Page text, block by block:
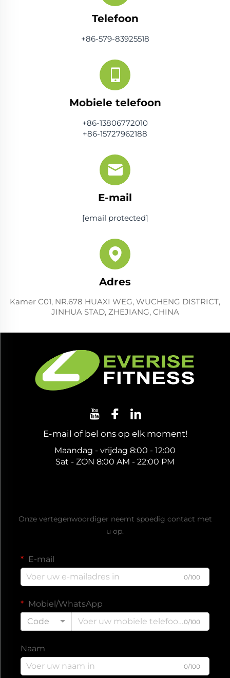
Telefoon
+86-579-83925518
Mobiele telefoon
+86-13806772010
+86-15727962188
E-mail
[email protected]
Adres
Kamer C01, NR.678 HUAXI WEG, WUCHENG DISTRICT,
JINHUA STAD, ZHEJIANG, CHINA
E-mail of bel ons op elk moment!
Maandag - vrijdag 8:00 - 12:00
Sat - ZON 8:00 AM - 22:00 PM
Onze vertegenwoordiger neemt spoedig contact met
u op.
E-mail
0/100
Mobiel/WhatsApp
Code
0/100
Naam
0/100